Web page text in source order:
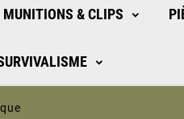
MUNITIONS & CLIPS